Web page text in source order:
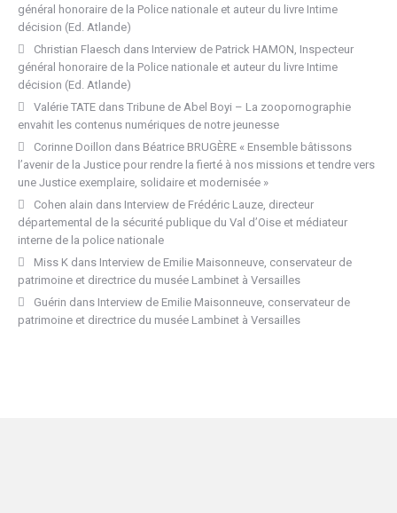
général honoraire de la Police nationale et auteur du livre Intime
décision (Ed. Atlande)
Christian Flaesch dans Interview de Patrick HAMON, Inspecteur
général honoraire de la Police nationale et auteur du livre Intime
décision (Ed. Atlande)
Valérie TATE dans Tribune de Abel Boyi – La zoopornographie
envahit les contenus numériques de notre jeunesse
Corinne Doillon dans Béatrice BRUGÈRE « Ensemble bâtissons
l’avenir de la Justice pour rendre la fierté à nos missions et tendre vers
une Justice exemplaire, solidaire et modernisée »
Cohen alain dans Interview de Frédéric Lauze, directeur
départemental de la sécurité publique du Val d’Oise et médiateur
interne de la police nationale
Miss K dans Interview de Emilie Maisonneuve, conservateur de
patrimoine et directrice du musée Lambinet à Versailles
Guérin dans Interview de Emilie Maisonneuve, conservateur de
patrimoine et directrice du musée Lambinet à Versailles